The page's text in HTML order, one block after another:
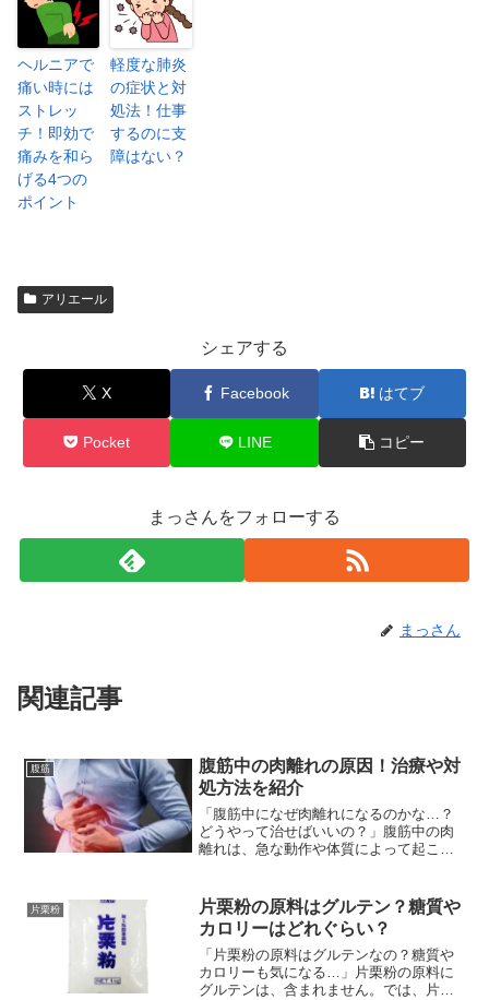
ヘルニアで
痛い時には
ストレッ
チ！即効で
痛みを和ら
げる4つの
ポイント
軽度な肺炎
の症状と対
処法！仕事
するのに支
障はない？
アリエール
シェアする
X Facebook はてブ
Pocket LINE コピー
まっさんをフォローする
まっさん
関連記事
腹筋
腹筋中の肉離れの原因！治療や対
処方法を紹介
「腹筋中になぜ肉離れになるのかな…？
どうやって治せばいいの？」腹筋中の肉
離れは、急な動作や体質によって起こる
ことで今回は、 腹筋中の肉離れの原因
は？ 治療や対処方法はど...
片栗粉
片栗粉の原料はグルテン？糖質や
カロリーはどれぐらい？
「片栗粉の原料はグルテンなの？糖質や
カロリーも気になる…」片栗粉の原料に
グルテンは、含まれません。では、片栗